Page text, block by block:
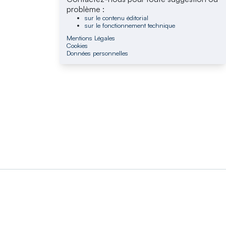
problème :
sur le contenu éditorial
sur le fonctionnement technique
Mentions Légales
Cookies
Données personnelles